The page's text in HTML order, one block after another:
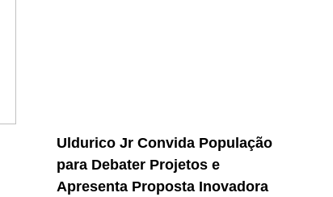
Uldurico Jr Convida População
para Debater Projetos e
Apresenta Proposta Inovadora